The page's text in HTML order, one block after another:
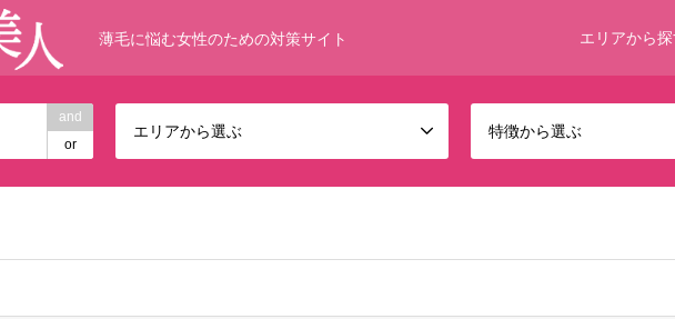
薄毛に悩む女性のための対策サイト エリアから
and
or
エリアから選ぶ 特徴から選ぶ